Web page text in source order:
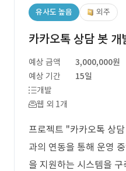
유사도 높음 외주
카카오톡 상담 봇 개
예상 금액
3,000,000원
예상 기간
15일
개발
웹 외 1개
프로젝트 "카카오톡 상
과의 연동을 통해 운영
을 지원하는 시스템을